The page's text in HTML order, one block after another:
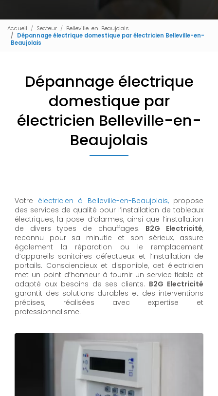
Accueil Secteur
Belleville-en-Beaujolais
Dépannage électrique domestique par électricien Belleville-en-
Beaujolais
Dépannage électrique
domestique par
électricien Belleville-en-
Beaujolais
Votre électricien à Belleville-en-Beaujolais,propose
des services de qualité pour l’installation de tableaux
électriques, la pose d’alarmes, ainsi que l’installation
de divers types de chauffages. B2G Electricité,
reconnu pour sa minutie et son sérieux, assure
également la réparation ou le remplacement
d’appareils sanitaires défectueux et l’installation de
portails. Consciencieux et disponible, cet électricien
met un point d’honneur à fournir un service fiable et
adapté aux besoins de ses clients. B2G Electricité
garantit des solutions durables et des interventions
précises, réalisées avec expertise et
professionnalisme.